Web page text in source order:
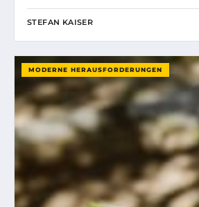
STEFAN KAISER
MODERNE HERAUSFORDERUNGEN